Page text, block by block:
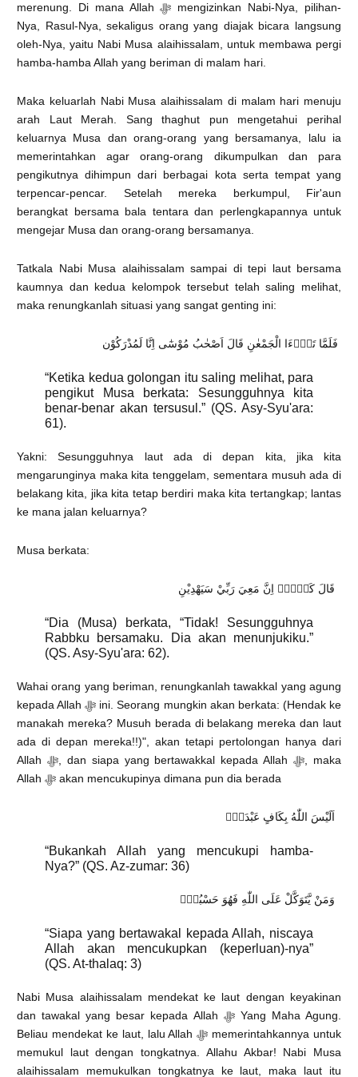
merenung. Di mana Allah ﷻ mengizinkan Nabi-Nya, pilihan-
Nya, Rasul-Nya, sekaligus orang yang diajak bicara langsung
oleh-Nya, yaitu Nabi Musa alaihissalam, untuk membawa pergi
hamba-hamba Allah yang beriman di malam hari.
Maka keluarlah Nabi Musa alaihissalam di malam hari menuju
arah Laut Merah. Sang thaghut pun mengetahui perihal
keluarnya Musa dan orang-orang yang bersamanya, lalu ia
memerintahkan agar orang-orang dikumpulkan dan para
pengikutnya dihimpun dari berbagai kota serta tempat yang
terpencar-pencar. Setelah mereka berkumpul, Fir'aun
berangkat bersama bala tentara dan perlengkapannya untuk
mengejar Musa dan orang-orang bersamanya.
Tatkala Nabi Musa alaihissalam sampai di tepi laut bersama
kaumnya dan kedua kelompok tersebut telah saling melihat,
maka renungkanlah situasi yang sangat genting ini:
فَلَمَّا تَرٰۤءَا الْجَمْعٰنِ قَالَ اَصْحٰبُ مُوْسٰٓى اِنَّا لَمُدْرَكُوْن
“Ketika kedua golongan itu saling melihat, para
pengikut Musa berkata: Sesungguhnya kita
benar-benar akan tersusul.” (QS. Asy-Syu'ara:
61).
Yakni: Sesungguhnya laut ada di depan kita, jika kita
mengarunginya maka kita tenggelam, sementara musuh ada di
belakang kita, jika kita tetap berdiri maka kita tertangkap; lantas
ke mana jalan keluarnya?
Musa berkata:
قَالَ كَلَّاۗ اِنَّ مَعِيَ رَبِّيْ سَيَهْدِيْنِ
“Dia (Musa) berkata, “Tidak! Sesungguhnya
Rabbku bersamaku. Dia akan menunjukiku.”
(QS. Asy-Syu'ara: 62).
Wahai orang yang beriman, renungkanlah tawakkal yang agung
kepada Allah ﷻ ini. Seorang mungkin akan berkata: (Hendak ke
manakah mereka? Musuh berada di belakang mereka dan laut
ada di depan mereka!!)", akan tetapi pertolongan hanya dari
Allah ﷻ, dan siapa yang bertawakkal kepada Allah ﷻ, maka
Allah ﷻ akan mencukupinya dimana pun dia berada
اَلَيْسَ اللّٰهُ بِكَافٍ عَبْدَهٗۗ
“Bukankah Allah yang mencukupi hamba-
Nya?” (QS. Az-zumar: 36)
وَمَنْ يَّتَوَكَّلْ عَلَى اللّٰهِ فَهُوَ حَسْبُهٗۗ
“Siapa yang bertawakal kepada Allah, niscaya
Allah akan mencukupkan (keperluan)-nya”
(QS. At-thalaq: 3)
Nabi Musa alaihissalam mendekat ke laut dengan keyakinan
dan tawakal yang besar kepada Allah ﷻ Yang Maha Agung.
Beliau mendekat ke laut, lalu Allah ﷻ memerintahkannya untuk
memukul laut dengan tongkatnya. Allahu Akbar! Nabi Musa
alaihissalam memukulkan tongkatnya ke laut, maka laut itu